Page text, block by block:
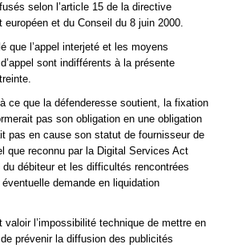
selon l’article 15 de la directive
européen et du Conseil du 8 juin 2000.
que l’appel interjeté et les moyens
sont indifférents à la présente
ce que la défenderesse soutient, la fixation
pas son obligation en une obligation
pas en cause son statut de fournisseur de
que reconnu par la Digital Services Act
débiteur et les difficultés rencontrées
demande en liquidation
l’impossibilité technique de mettre en
prévenir la diffusion des publicités